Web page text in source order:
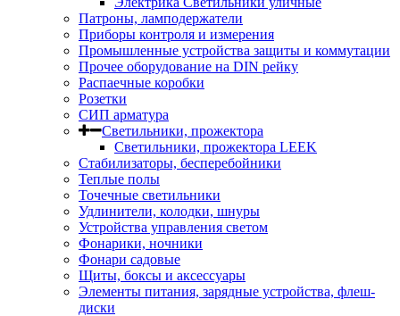
Патроны, ламподержатели
Приборы контроля и измерения
Промышленные устройства защиты и коммутации
Прочее оборудование на DIN рейку
Распаечные коробки
Розетки
СИП арматура
Светильники, прожектора
Светильники, прожектора LEEK
Стабилизаторы, бесперебойники
Теплые полы
Точечные светильники
Удлинители, колодки, шнуры
Устройства управления светом
Фонарики, ночники
Фонари садовые
Щиты, боксы и аксессуары
Элементы питания, зарядные устройства, флеш-
диски